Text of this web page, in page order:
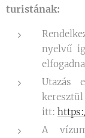
turistának:
nyelvű
Utazás
itt:
A